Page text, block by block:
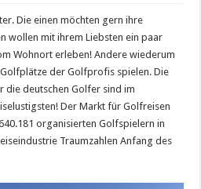
Die einen möchten gern ihre
wollen mit ihrem Liebsten ein paar
Wohnort erleben! Andere wiederum
der Golfprofis spielen. Die
die deutschen Golfer sind im
Der Markt für Golfreisen
organisierten Golfspielern in
Traumzahlen Anfang des